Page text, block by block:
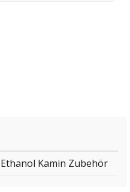
Ethanol Kamin Zubehör